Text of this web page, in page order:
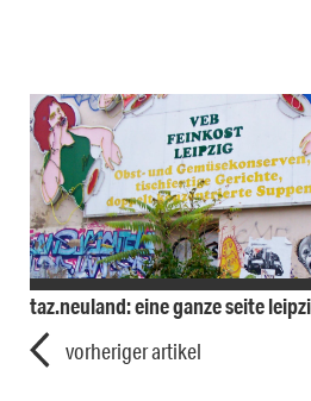
taz.neuland: eine ganze seite
vorheriger artikel